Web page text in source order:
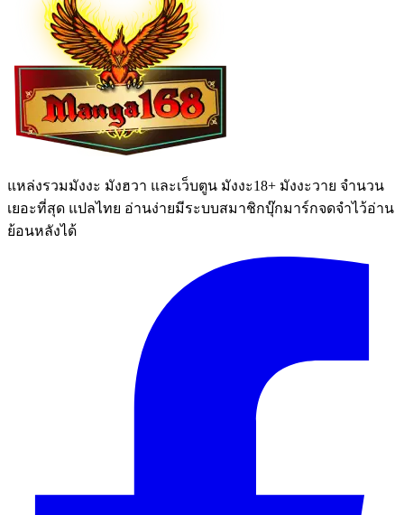
แหล่งรวมมังงะ มังฮวา และเว็บตูน มังงะ18+ มังงะวาย จำนวน
เยอะที่สุด แปลไทย อ่านง่ายมีระบบสมาชิกบุ๊กมาร์กจดจำไว้อ่าน
ย้อนหลังได้